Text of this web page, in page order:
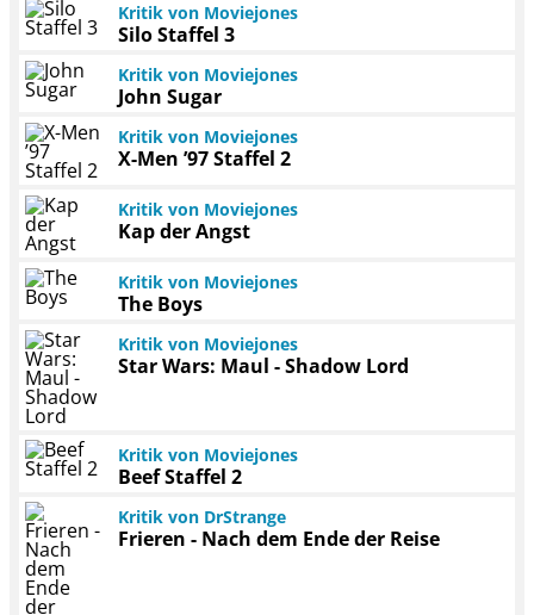
Kritik von Moviejones
Silo Staffel 3
Kritik von Moviejones
John Sugar
Kritik von Moviejones
X-Men ’97 Staffel 2
Kritik von Moviejones
Kap der Angst
Kritik von Moviejones
The Boys
Kritik von Moviejones
Star Wars: Maul - Shadow Lord
Kritik von Moviejones
Beef Staffel 2
Kritik von DrStrange
Frieren - Nach dem Ende der Reise